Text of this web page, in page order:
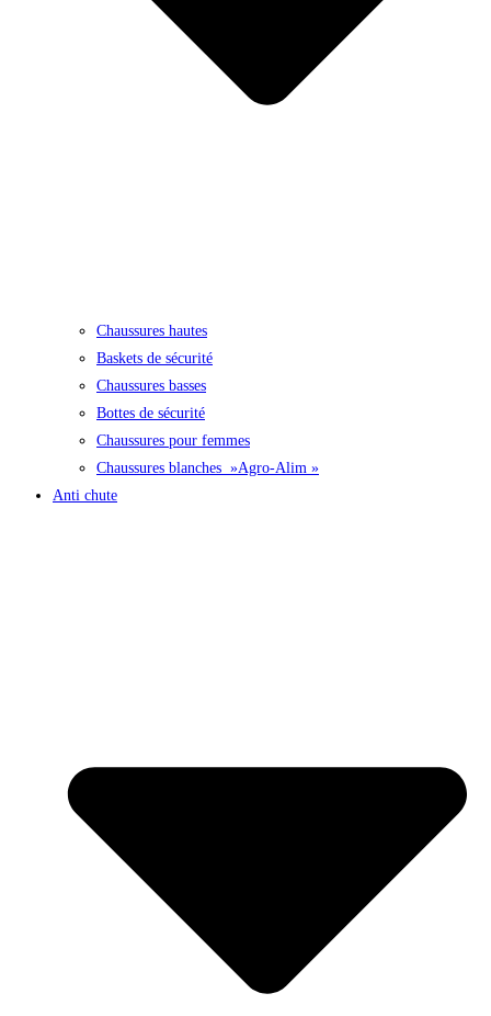
Chaussures hautes
Baskets de sécurité
Chaussures basses
Bottes de sécurité
Chaussures pour femmes
Chaussures blanches »Agro-Alim »
Anti chute